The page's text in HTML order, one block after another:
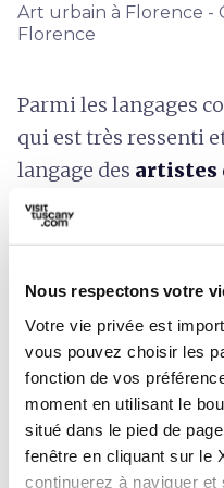
Nous respectons votre
Votre vie privée est
vous pouvez choisir les
fonction de vos
moment en utilisant le
situé dans le pied de
fenêtre en cliquant sur le
continuerez à naviguer
Art urbain à Florence -
Florence
Parmi les langages
qui est très ressenti
langage des artistes
années, Florence
peut rencontrer de
prolifiques. En allant
Lediesis aux
peintures murales
journaux peints, en
Via Palazzuolo à la
une œuvre réalisée